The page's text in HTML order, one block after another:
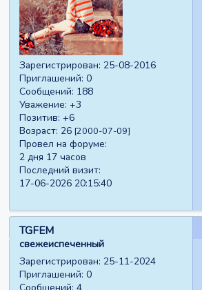
Зарегистрирован: 25-08-2016
Приглашений: 0
Сообщений: 188
Уважение: +3
Позитив: +6
Возраст: 26 [2000-07-09]
Провел на форуме:
2 дня 17 часов
Последний визит:
17-06-2026 20:15:40
TGFEM
свежеиспеченный
Зарегистрирован: 25-11-2024
Приглашений: 0
Сообщений: 4